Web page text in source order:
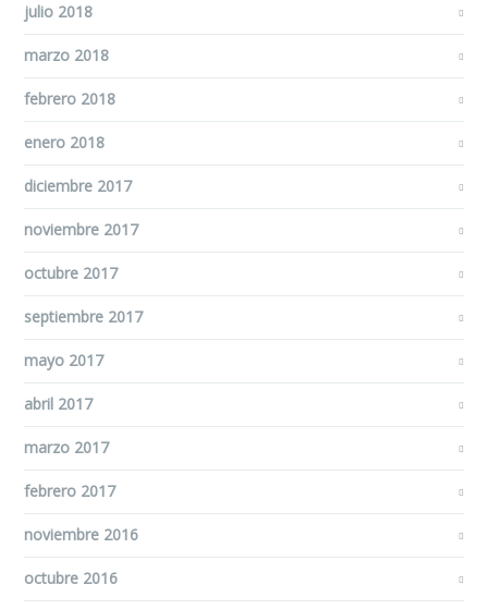
julio 2018
marzo 2018
febrero 2018
enero 2018
diciembre 2017
noviembre 2017
octubre 2017
septiembre 2017
mayo 2017
abril 2017
marzo 2017
febrero 2017
noviembre 2016
octubre 2016